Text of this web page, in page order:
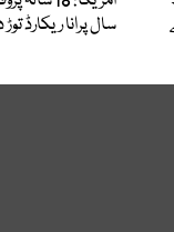
سال پرانا ریکارڈ توڑ